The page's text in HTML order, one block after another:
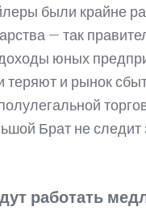
были крайне
— так
юных
и рынок
Брат не
работать